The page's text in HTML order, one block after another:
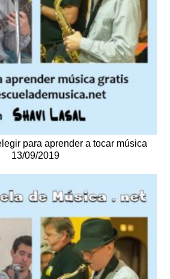
para aprender a tocar música
13/09/2019